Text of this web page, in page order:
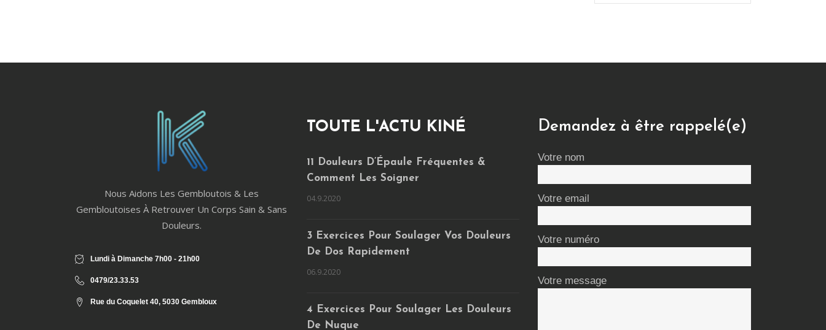
Nous Aidons Les Gembloutois & Les
Gembloutoises À Retrouver Un Corps Sain & Sans
Douleurs.
Lundi à Dimanche 7h00 - 21h00
0479/23.33.53
Rue du Coquelet 40, 5030 Gembloux
TOUTE L'ACTU KINÉ
11 Douleurs D’Épaule Fréquentes &
Comment Les Soigner
04.9.2020
3 Exercices Pour Soulager Vos Douleurs
De Dos Rapidement
06.9.2020
4 Exercices Pour Soulager Les Douleurs
De Nuque
Demandez à être rappelé(e)
Votre nom
Votre email
Votre numéro
Votre message